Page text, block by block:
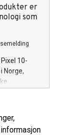
er
som
10-
Norge,
den